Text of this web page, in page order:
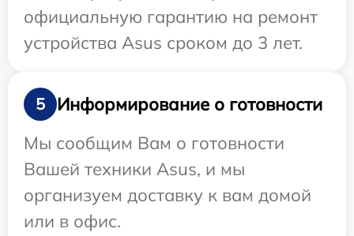
официальную гарантию на ремонт
устройства Asus сроком до 3 лет.
5
Информирование о готовности
Мы сообщим Вам о готовности
Вашей техники Asus, и мы
организуем доставку к вам домой
или в офис.